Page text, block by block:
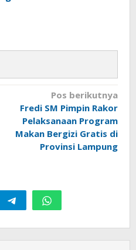
Pos berikutnya
Fredi SM Pimpin Rakor
Pelaksanaan Program
Makan Bergizi Gratis di
Provinsi Lampung